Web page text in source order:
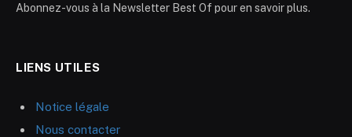
Abonnez-vous à la Newsletter Best Of pour en savoir plus.
LIENS UTILES
Notice légale
Nous contacter